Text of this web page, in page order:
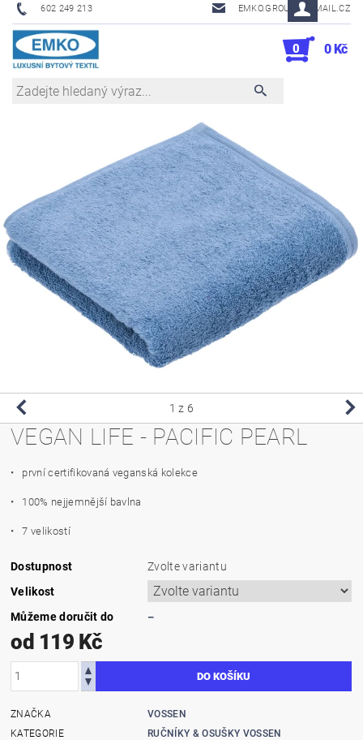
602 249 213 EMKO.GROUSL@EMAIL.CZ
0 0 Kč
1 z 6
VEGAN LIFE - PACIFIC PEARL
• první certifikovaná veganská kolekce
• 100% nejjemnější bavlna
• 7 velikostí
Dostupnost
Zvolte variantu
Velikost
Můžeme doručit do
–
od 119 Kč
ZNAČKA
VOSSEN
KATEGORIE
RUČNÍKY & OSUŠKY VOSSEN